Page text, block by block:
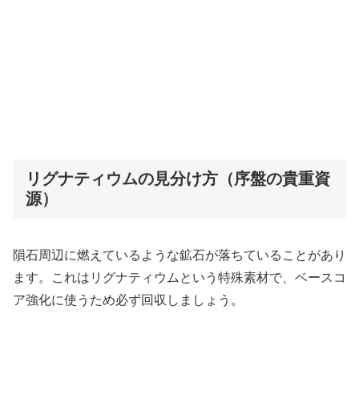
リグナティウムの見分け方（序盤の貴重資
源）
隕石周辺に燃えているような鉱石が落ちていることがあり
ます。これはリグナティウムという特殊素材で、ベースコ
ア強化に使うため必ず回収しましょう。